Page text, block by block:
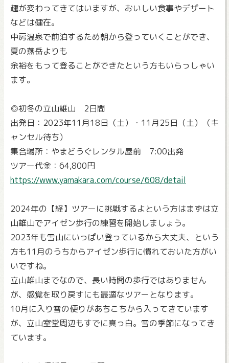
趣が変わってきてはいますが、おいしい食事やデザート
などは健在。
中房温泉で前泊するため朝から登っていくことができ、
夏の燕岳よりも
余裕をもって登ることができたという方もいらっしゃい
ます。
◎初冬の立山雄山 2日間
出発日：2023年11月18日（土）・11月25日（土）（キ
ャンセル待ち）
集合場所：やまどうぐレンタル屋前 7:00出発
ツアー代金：64,800円
https://www.yamakara.com/course/608/detail
2024年の【経】ツアーに挑戦するよという方はまずは立
山雄山でアイゼン歩行の練習を開始しましょう。
2023年も雪山にいっぱい登っているから大丈夫、という
方も11月のうちからアイゼン歩行に慣れておいた方がい
いですね。
立山雄山までなので、長い時間の歩行ではありません
が、感覚を取り戻すにも最適なツアーとなります。
10月に入り雪の便りがあちこちから入ってきています
が、立山室堂周辺もすでに真っ白。雪の季節になってき
ています。